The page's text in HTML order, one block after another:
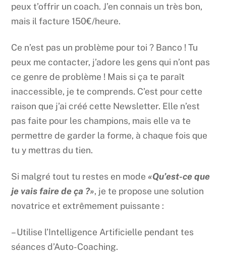
peux t’offrir un coach. J’en connais un très bon,
mais il facture 150€/heure.
Ce n’est pas un problème pour toi ? Banco ! Tu
peux me contacter, j’adore les gens qui n’ont pas
ce genre de problème ! Mais si ça te paraît
inaccessible, je te comprends. C’est pour cette
raison que j’ai créé cette Newsletter. Elle n’est
pas faite pour les champions, mais elle va te
permettre de garder la forme, à chaque fois que
tu y mettras du tien.
Si malgré tout tu restes en mode «Qu’est-ce que
je vais faire de ça ?», je te propose une solution
novatrice et extrêmement puissante :
– Utilise l’Intelligence Artificielle pendant tes
séances d’Auto-Coaching.